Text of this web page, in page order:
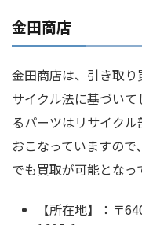
金田商店
金田商店は、引き取
サイクル法に基づい
るパーツはリサイク
おこなっていますの
でも買取が可能となっ
【所在地】：〒